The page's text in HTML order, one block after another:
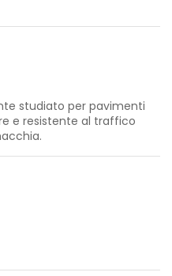
studiato per pavimenti
e resistente al traffico